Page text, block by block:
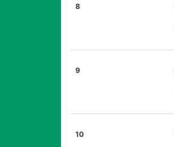
8
9
10